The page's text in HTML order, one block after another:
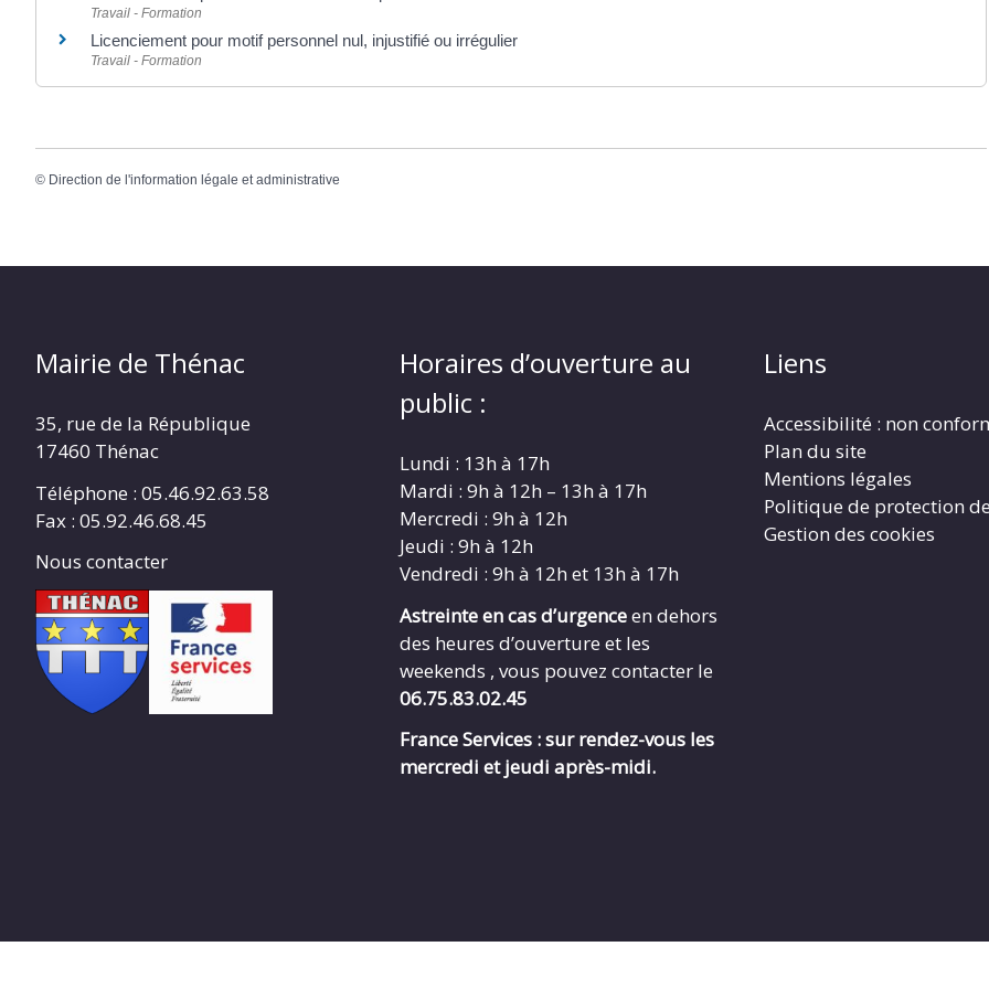
Travail - Formation
Licenciement pour motif personnel nul, injustifié ou irrégulier
Travail - Formation
© Direction de l'information légale et administrative
Mairie de Thénac
35, rue de la République
17460 Thénac
Téléphone : 05.46.92.63.58
Fax : 05.92.46.68.45
Nous contacter
Horaires d’ouverture au
public :
Lundi : 13h à 17h
Mardi : 9h à 12h – 13h à 17h
Mercredi : 9h à 12h
Jeudi : 9h à 12h
Vendredi : 9h à 12h et 13h à 17h
Astreinte en cas d’urgenceen dehors
des heures d’ouverture et les
weekends , vous pouvez contacter le
06.75.83.02.45
France Services : sur rendez-vous les
mercredi et jeudi après-midi.
Liens
Accessibilité : non
Plan du site
Mentions légales
Politique de protection
Gestion des cookies